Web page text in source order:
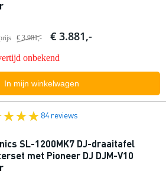
€ 3.981,- € 3.881,-
onbekend
In mijn winkelwagen
84 reviews
SL-1200MK7 DJ-draaitafel
met Pioneer DJ DJM-V10